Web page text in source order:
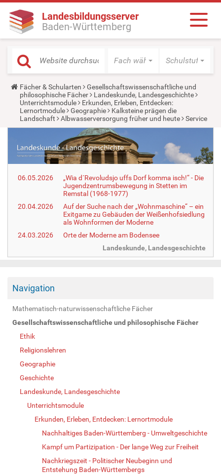
Landesbildungsserver
Baden-Württemberg
Fach wählen Schulstufe
Y
o
u
a
r
e
r
e
:
Fächer & Schularten
Gesellschaftswissenschaftliche und
philosophische Fächer
Landeskunde, Landesgeschichte
Unterrichtsmodule
Erkunden, Erleben, Entdecken:
Lernortmodule
Geographie
Kalksteine prägen die
Landschaft
Albwasserversorgung früher und heute Service
06.05.2026
„Wia d´Revoludsjo uffs Dorf komma isch!“ - Die
Jugendzentrumsbewegung in Stetten im
Remstal (1968-1977)
20.04.2026
Auf der Suche nach der „Wohnmaschine“ – ein
Exitgame zu Gebäuden der Weißenhofsiedlung
als Wohnformen der Moderne
24.03.2026
Orte der Moderne am Bodensee
Landeskunde, Landesgeschichte
Navigation
Mathematisch-naturwissenschaftliche Fächer
Gesellschaftswissenschaftliche und philosophische Fächer
Ethik
Religionslehren
Geographie
Geschichte
Landeskunde, Landesgeschichte
Unterrichtsmodule
Erkunden, Erleben, Entdecken: Lernortmodule
Nachhaltiges Baden-Württemberg - Umweltgeschichte
Kampf um Partizipation - Der lange Weg zur Freiheit
Nachkriegszeit - Politischer Neubeginn und
Entstehung Baden-Württembergs